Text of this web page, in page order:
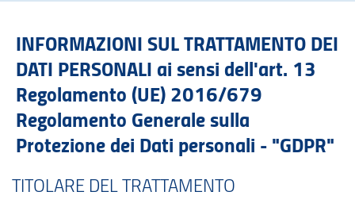
INFORMAZIONI SUL TRATTAMENTO DEI
DATI PERSONALI ai sensi dell'art. 13
Regolamento (UE) 2016/679
Regolamento Generale sulla
Protezione dei Dati personali - "GDPR"
TITOLARE DEL TRATTAMENTO